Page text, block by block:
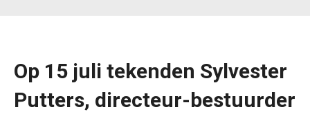
Op 15 juli tekenden Sylvester
Putters, directeur-bestuurder